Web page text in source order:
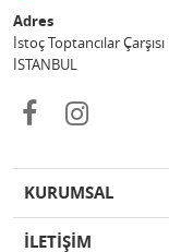
Adres
İstoç Toptancılar
İSTANBUL
KURUMSAL
İLETİŞİM